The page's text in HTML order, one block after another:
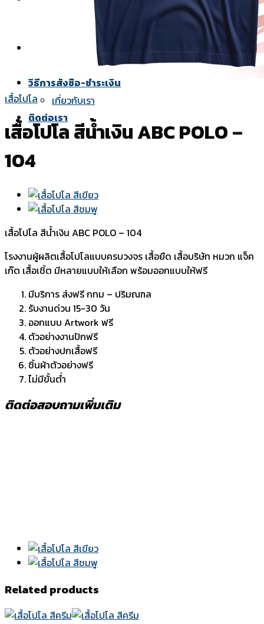
เสื้อช็อปทั้งหมด
เสื้อช็อปแขนสั้น
วิธีการสั่งซื้อ-ชำระเงิน
เกี่ยวกับเรา
ติดต่อเรา
เสื้อโปโล
เสื้อโปโล สีน้ำเงิน ABC POLO –
104
เสื้อโปโล สีน้ำเงิน ABC POLO – 104
โรงงานผู้ผลิตเสื้อโปโลแบบครบวงจร เสื้อยืด เสื้อบริษัท หมวก แจ็ค
เก๊ต เสื้อเชิ้ต มีหลายแบบให้เลือก พร้อมออกแบบให้ฟรี
มีบริการ ส่งฟรี กทม – ปริมณฑล
รับงานด่วน 15-30 วัน
ออกแบบ Artwork ฟรี
ตัวอย่างงานปักฟรี
ตัวอย่างปกเสื้อฟรี
ชิ้นผ้าตัวอย่างฟรี
ไม่มีขั้นต่ำ
ติดต่อสอบถามเพิ่มเติม
Related products